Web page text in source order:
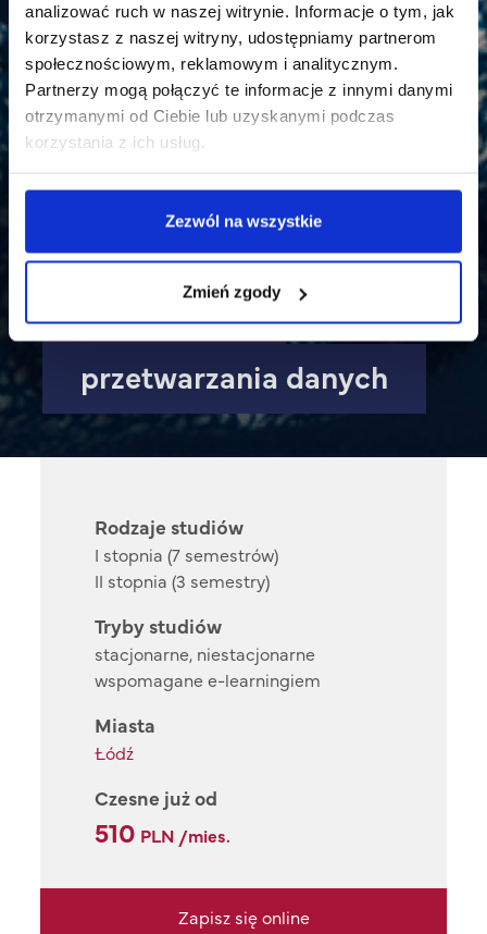
analizować ruch w naszej witrynie. Informacje o tym, jak
korzystasz z naszej witryny, udostępniamy partnerom
społecznościowym, reklamowym i analitycznym.
Partnerzy mogą połączyć te informacje z innymi danymi
otrzymanymi od Ciebie lub uzyskanymi podczas
korzystania z ich usług.
Zezwól na wszystkie
Zmień zgody
Technologie
przetwarzania danych
Rodzaje studiów
I stopnia (7 semestrów)
II stopnia (3 semestry)
Tryby studiów
stacjonarne, niestacjonarne
wspomagane e-learningiem
Miasta
Łódź
Czesne już od
510 PLN /mies.
Zapisz się online